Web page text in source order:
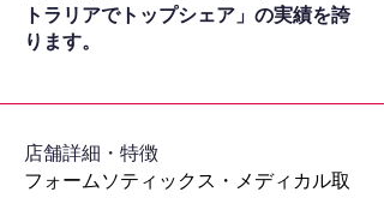
トラリアでトップシェア」の実績を誇
ります。
​店舗詳細・特徴
フォームソティックス・メディカル取